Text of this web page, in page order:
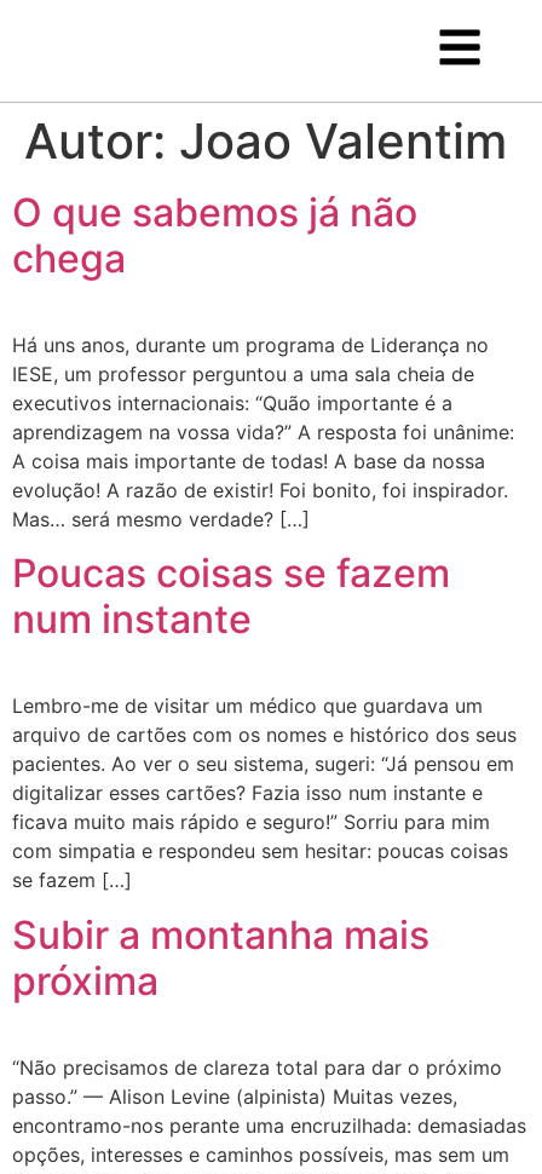
Autor: Joao Valentim
O que sabemos já não
chega
Há uns anos, durante um programa de Liderança no
IESE, um professor perguntou a uma sala cheia de
executivos internacionais: “Quão importante é a
aprendizagem na vossa vida?” A resposta foi unânime:
A coisa mais importante de todas! A base da nossa
evolução! A razão de existir! Foi bonito, foi inspirador.
Mas… será mesmo verdade? […]
Poucas coisas se fazem
num instante
Lembro-me de visitar um médico que guardava um
arquivo de cartões com os nomes e histórico dos seus
pacientes. Ao ver o seu sistema, sugeri: “Já pensou em
digitalizar esses cartões? Fazia isso num instante e
ficava muito mais rápido e seguro!” Sorriu para mim
com simpatia e respondeu sem hesitar: poucas coisas
se fazem […]
Subir a montanha mais
próxima
“Não precisamos de clareza total para dar o próximo
passo.” — Alison Levine (alpinista) Muitas vezes,
encontramo-nos perante uma encruzilhada: demasiadas
opções, interesses e caminhos possíveis, mas sem um